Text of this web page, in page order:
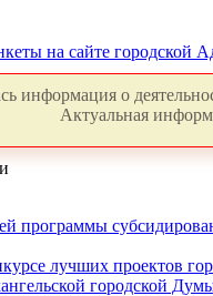
на сайте городской
информация о
Актуальная
программы
лучших проектов
городской